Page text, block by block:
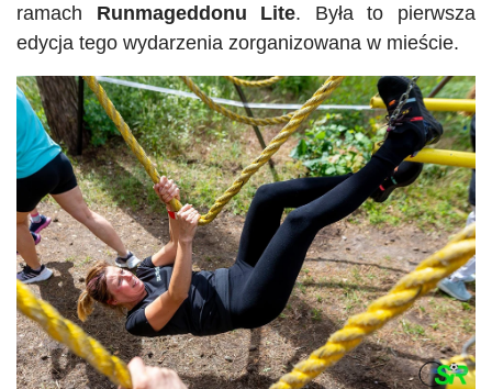
ramach Runmageddonu Lite. Była to pierwsza
edycja tego wydarzenia zorganizowana w mieście.